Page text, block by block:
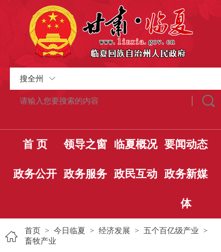
搜全州
首 页 领导之窗 临夏概况 要闻动态
政务公开 政务服务 政民互动 政务新媒
体
首页 > 今日临夏 > 经济发展 > 五个百亿级产业 >
畜牧产业